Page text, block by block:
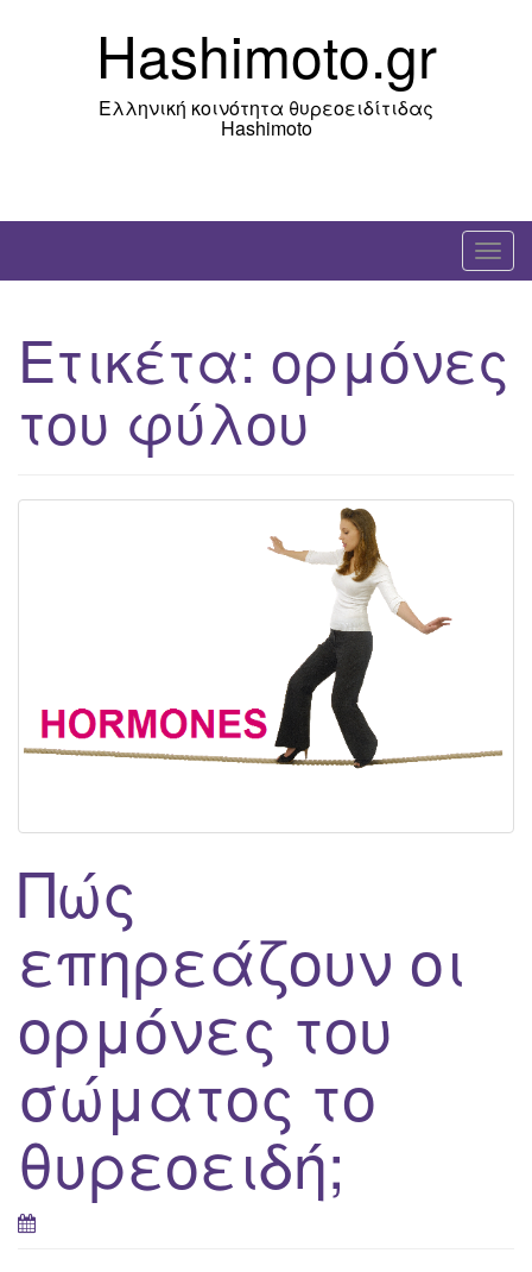
Hashimoto.gr
Ελληνική κοινότητα θυρεοειδίτιδας
Hashimoto
T
o
l
v
Ετικέτα: ορμόνες
του φύλου
Πώς
επηρεάζουν οι
ορμόνες του
σώματος το
θυρεοειδή;